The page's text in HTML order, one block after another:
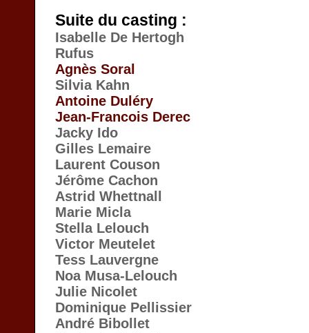
Suite du casting :
Isabelle De Hertogh
Rufus
Agnès Soral
Silvia Kahn
Antoine Duléry
Jean-Francois Derec
Jacky Ido
Gilles Lemaire
Laurent Couson
Jérôme Cachon
Astrid Whettnall
Marie Micla
Stella Lelouch
Victor Meutelet
Tess Lauvergne
Noa Musa-Lelouch
Julie Nicolet
Dominique Pellissier
André Bibollet